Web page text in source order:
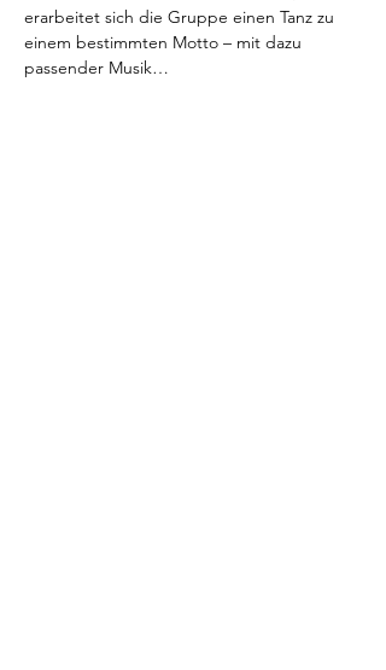
erarbeitet sich die Gruppe einen Tanz zu
einem bestimmten Motto – mit dazu
passender Musik…